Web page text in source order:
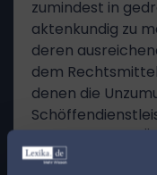
zumindest in
aktenkundig zu
deren
dem
denen die
Hand liegt, eine